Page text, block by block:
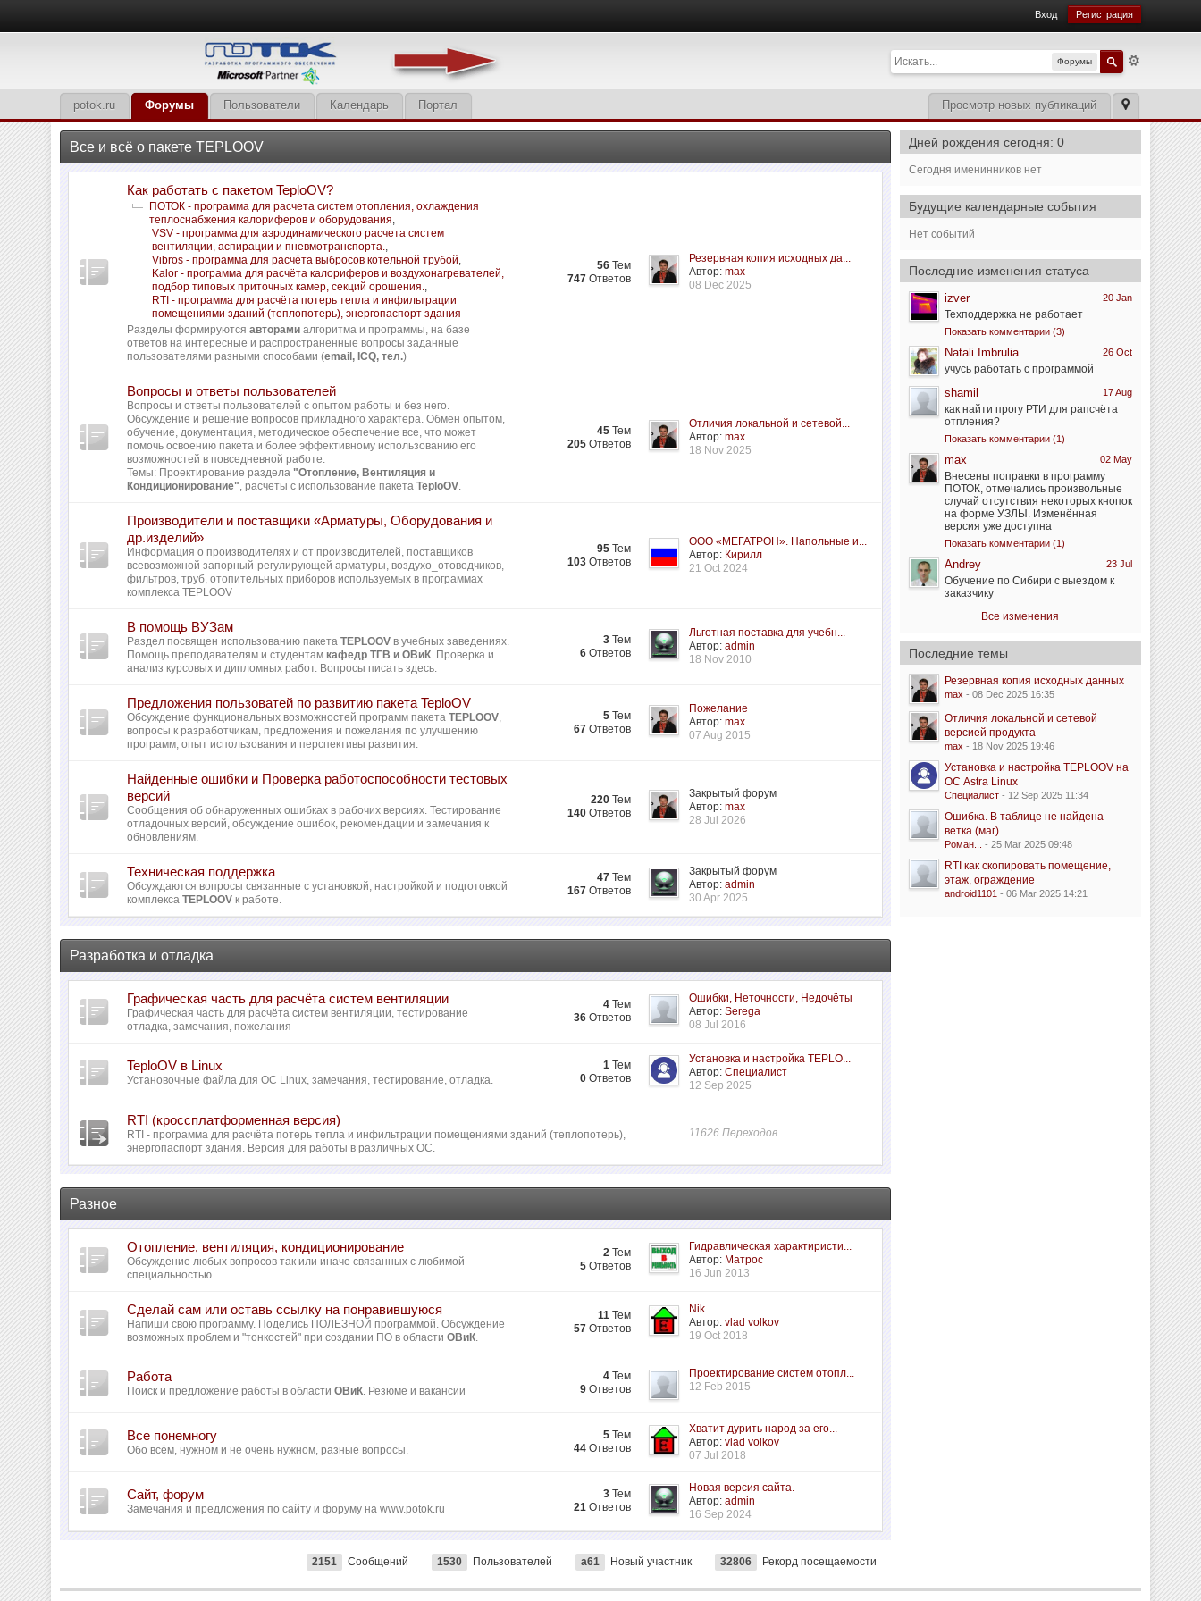
Вход Регистрация
Форумы
Просмотр новых публикаций
potok.ru Форумы Пользователи Календарь Портал
Все и всё о пакете TEPLOOV
Как работать с пакетом TeploOV?
ПОТОК - программа для расчета систем отопления, охлаждения
теплоснабжения калориферов и оборудования,
VSV - программа для аэродинамического расчета систем
вентиляции, аспирации и пневмотранспорта.,
Vibros - программа для расчёта выбросов котельной трубой,
Kalor - программа для расчёта калориферов и воздухонагревателей,
подбор типовых приточных камер, секций орошения.,
RTI - программа для расчёта потерь тепла и инфильтрации
помещениями зданий (теплопотерь), энергопаспорт здания
Разделы формируютсяавторами алгоритма и программы, на базе
ответов на интересные и распространенные вопросы заданные
пользователями разными способами (email, ICQ, тел.)
56 Тем
747 Ответов
Резервная копия исходных да...
Автор:max
08 Dec 2025
Вопросы и ответы пользователей
Вопросы и ответы пользователей с опытом работы и без него.
Обсуждение и решение вопросов прикладного характера. Обмен опытом,
обучение, документация, методическое обеспечение все, что может
помочь освоению пакета и более эффективному использованию его
возможностей в повседневной работе.
Темы: Проектирование раздела"Отопление, Вентиляция и
Кондиционирование", расчеты с использование пакетаTeploOV.
45 Тем
205 Ответов
Отличия локальной и сетевой...
Автор:max
18 Nov 2025
Производители и поставщики «Арматуры, Оборудования и
др.изделий»
Информация о производителях и от производителей, поставщиков
всевозможной запорный-регулирующей арматуры, воздухо_отоводчиков,
фильтров, труб, отопительных приборов используемых в программах
комплекса TEPLOOV
95 Тем
103 Ответов
ООО «МЕГАТРОН». Напольные и...
Автор: Кирилл
21 Oct 2024
В помощь ВУЗам
Раздел посвящен использованию пакетаTEPLOOV в учебных заведениях.
Помощь преподавателям и студентамкафедр ТГВ и ОВиК. Проверка и
анализ курсовых и дипломных работ. Вопросы писать здесь.
3 Тем
6 Ответов
Льготная поставка для учебн...
Автор:admin
18 Nov 2010
Предложения пользоватей по развитию пакета TeploOV
Обсуждение функциональных возможностей программ пакетаTEPLOOV,
вопросы к разработчикам, предложения и пожелания по улучшению
программ, опыт использования и перспективы развития.
5 Тем
67 Ответов
Пожелание
Автор:max
07 Aug 2015
Найденные ошибки и Проверка работоспособности тестовых
версий
Сообщения об обнаруженных ошибках в рабочих версиях. Тестирование
отладочных версий, обсуждение ошибок, рекомендации и замечания к
обновлениям.
220 Тем
140 Ответов
Закрытый форум
Автор:max
28 Jul 2026
Техническая поддержка
Обсуждаются вопросы связанные с установкой, настройкой и подготовкой
комплексаTEPLOOV к работе.
47 Тем
167 Ответов
Закрытый форум
Автор:admin
30 Apr 2025
Разработка и отладка
Графическая часть для расчёта систем вентиляции
Графическая часть для расчёта систем вентиляции, тестирование
отладка, замечания, пожелания
4 Тем
36 Ответов
Ошибки, Неточности, Недочёты
Автор:Serega
08 Jul 2016
TeploOV в Linux
Установочные файла для ОС Linux, замечания, тестирование, отладка.
1 Тем
0 Ответов
Установка и настройка TEPLO...
Автор:Специалист
12 Sep 2025
RTI (кроссплатформенная версия)
RTI - программа для расчёта потерь тепла и инфильтрации помещениями зданий (теплопотерь),
энергопаспорт здания. Версия для работы в различных ОС.
11626 Переходов
Разное
Отопление, вентиляция, кондиционирование
Обсуждение любых вопросов так или иначе связанных с любимой
специальностью.
2 Тем
5 Ответов
Гидравлическая характиристи...
Автор: Матрос
16 Jun 2013
Сделай сам или оставь ссылку на понравившуюся
Напиши свою программу. Поделись ПОЛЕЗНОЙ программой. Обсуждение
возможных проблем и "тонкостей" при создании ПО в областиОВиК.
11 Тем
57 Ответов
Nik
Автор:vlad volkov
19 Oct 2018
Работа
Поиск и предложение работы в областиОВиК. Резюме и вакансии
4 Тем
9 Ответов
Проектирование систем отопл...
12 Feb 2015
Все понемногу
Обо всём, нужном и не очень нужном, разные вопросы.
5 Тем
44 Ответов
Хватит дурить народ за его...
Автор:vlad volkov
07 Jul 2018
Сайт, форум
Замечания и предложения по сайту и форуму на www.potok.ru
3 Тем
21 Ответов
Новая версия сайта.
Автор:admin
16 Sep 2024
Дней рождения сегодня: 0
Сегодня именинников нет
Будущие календарные события
Нет событий
Последние изменения статуса
20 Jan
izver
Техподдержка не работает
Показать комментарии (3)
26 Oct
Natali Imbrulia
учусь работать с программой
17 Aug
shamil
как найти прогу РТИ для рапсчёта
отпления?
Показать комментарии (1)
02 May
max
Внесены поправки в программу
ПОТОК, отмечались произвольные
случай отсутствия некоторых кнопок
на форме УЗЛЫ. Изменённая
версия уже доступна
Показать комментарии (1)
23 Jul
Andrey
Обучение по Сибири с выездом к
заказчику
Все изменения
Последние темы
Резервная копия исходных данных
max - 08 Dec 2025 16:35
Отличия локальной и сетевой
версией продукта
max - 18 Nov 2025 19:46
Установка и настройка TEPLOOV на
ОС Astra Linux
Специалист- 12 Sep 2025 11:34
Ошибка. В таблице не найдена
ветка (маг)
Роман... - 25 Mar 2025 09:48
RTI как скопировать помещение,
этаж, ограждение
android1101 - 06 Mar 2025 14:21
2151 Сообщений 1530 Пользователей a61 Новый участник 32806 Рекорд посещаемости